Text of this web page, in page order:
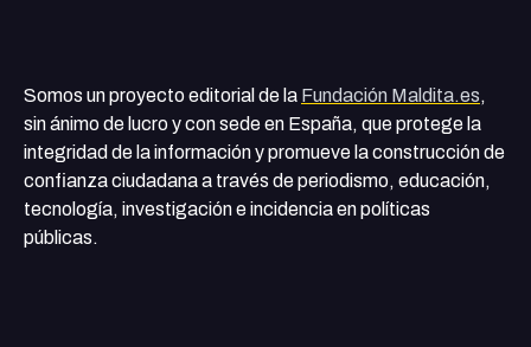
Somos un proyecto editorial de la Fundación Maldita.es,
sin ánimo de lucro y con sede en España, que protege la
integridad de la información y promueve la construcción de
confianza ciudadana a través de periodismo, educación,
tecnología, investigación e incidencia en políticas
públicas.